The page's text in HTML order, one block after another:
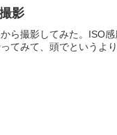
影
ら撮影してみた。ISO
てみて、頭でという